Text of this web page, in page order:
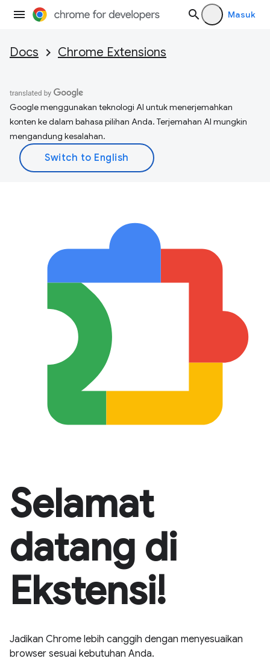
Masuk
Docs Chrome Extensions
Google menggunakan teknologi AI untuk menerjemahkan
konten ke dalam bahasa pilihan Anda. Terjemahan AI mungkin
mengandung kesalahan.
Selamat
datang di
Ekstensi!
Jadikan Chrome lebih canggih dengan menyesuaikan
browser sesuai kebutuhan Anda.